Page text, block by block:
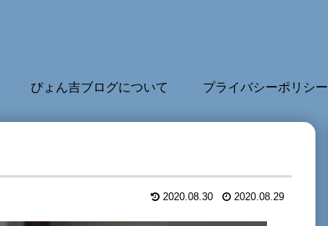
ぴょん吉ブログについて プライバシーポリシー
2020.08.30 2020.08.29